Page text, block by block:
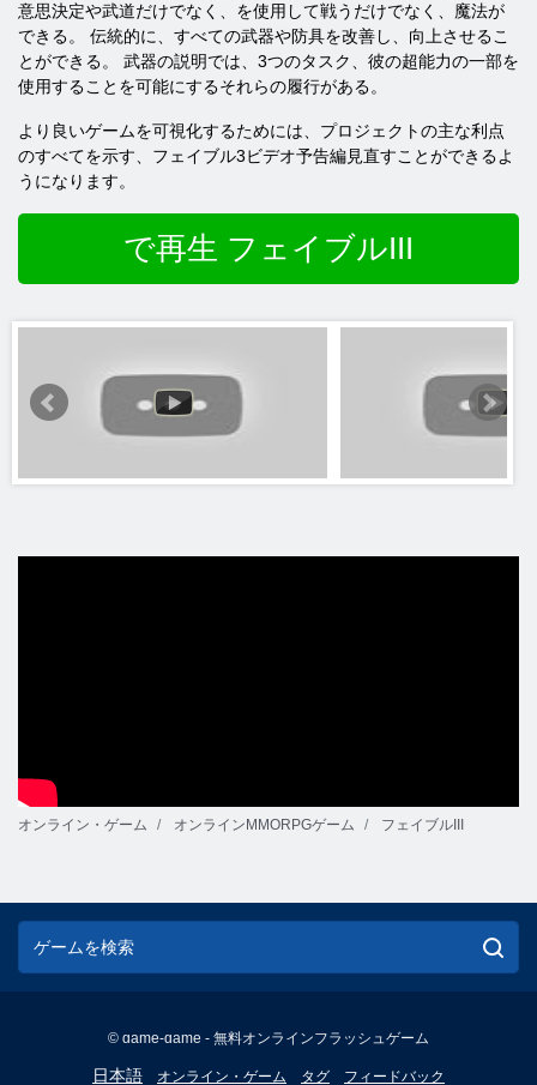
意思決定や武道だけでなく、を使用して戦うだけでなく、魔法が
できる。 伝統的に、すべての武器や防具を改善し、向上させるこ
とができる。 武器の説明では、3つのタスク、彼の超能力の一部を
使用することを可能にするそれらの履行がある。
より良いゲームを可視化するためには、プロジェクトの主な利点
のすべてを示す、フェイブル3ビデオ予告編見直すことができるよ
うになります。
で再生 フェイブルIII
オンライン・ゲーム オンラインMMORPGゲーム フェイブルIII
© game-game - 無料オンラインフラッシュゲーム
日本語
English
オンライン・ゲーム タグ フィードバック